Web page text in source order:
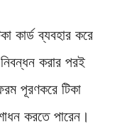
কার্ড ব্যবহার করে
করার পরই
পূরণকরে টিকা
করতে পারেন।